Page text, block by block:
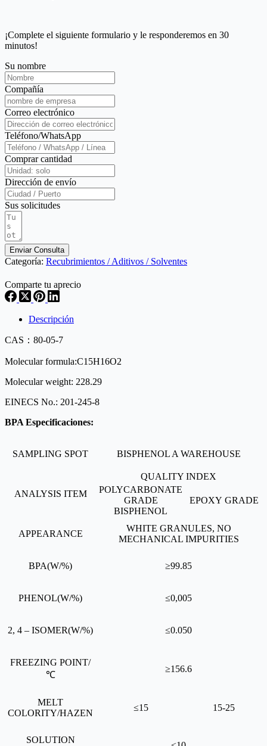
¡Complete el siguiente formulario y le responderemos en 30
minutos!
Su nombre
Compañía
Correo electrónico
Teléfono/WhatsApp
Comprar cantidad
Dirección de envío
Sus solicitudes
Enviar Consulta
Categoría: Recubrimientos / Aditivos / Solventes
Comparte tu aprecio
Descripción
CAS：80-05-7
Molecular formula:C15H16O2
Molecular weight: 228.29
EINECS No.: 201-245-8
BPA Especificaciones:
SAMPLING SPOT BISPHENOL A WAREHOUSE
ANALYSIS ITEM
QUALITY INDEX
POLYCARBONATE
GRADE
BISPHENOL
EPOXY GRADE
APPEARANCE
WHITE GRANULES, NO
MECHANICAL IMPURITIES
BPA(W/%) ≥99.85
PHENOL(W/%) ≤0,005
2, 4 – ISOMER(W/%) ≤0.050
FREEZING POINT/
℃
≥156.6
MELT
COLORITY/HAZEN
≤15 15-25
SOLUTION